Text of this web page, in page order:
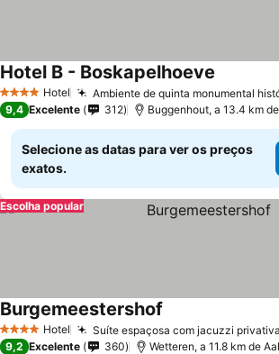
4 EstrelasHotel Ambiente de quinta monumental
Hotel B - Boskapelhoeve
9,4 Excelente 312 Buggenhout, a 13.4 km
Selecione as datas para ver os preços
exatos.
Escolha popular
4 EstrelasHotel Suíte espaçosa com jacuzzi privativa
Burgemeestershof
9,2 Excelente 360 Wetteren, a 11.8 km de